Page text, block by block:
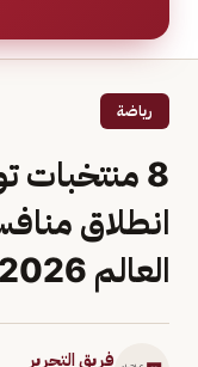
رياضة
8
انطلاق
العالم 2026 غدًا
فريق التحرير